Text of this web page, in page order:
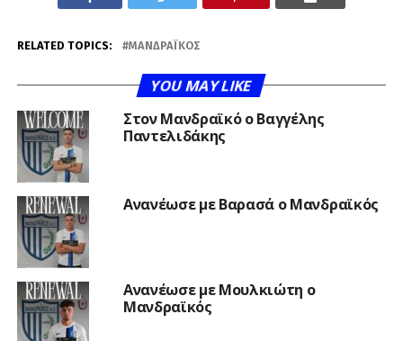
RELATED TOPICS: ΜΑΝΔΡΑΪΚΌΣ
YOU MAY LIKE
Στον Μανδραϊκό ο Βαγγέλης
Παντελιδάκης
Ανανέωσε με Βαρασά ο Μανδραϊκός
Ανανέωσε με Μουλκιώτη ο
Μανδραϊκός